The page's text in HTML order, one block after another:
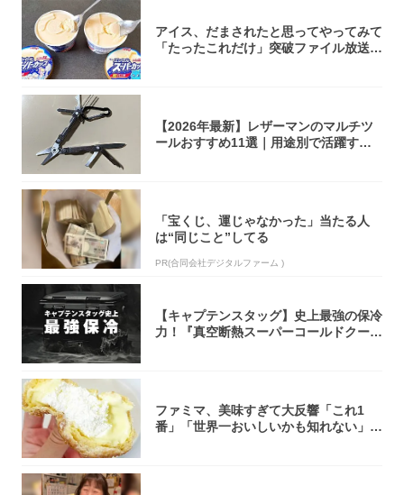
アイス、だまされたと思ってやってみて
「たったこれだけ」突破ファイル放送で
【2026年最新】レザーマンのマルチツ
ールおすすめ11選｜用途別で活躍する
「宝くじ、運じゃなかった」当たる人
は“同じこと”してる
PR(合同会社デジタルファーム )
【キャプテンスタッグ】史上最強の保冷
力！『真空断熱スーパーコールドクーラ
ファミマ、美味すぎて大反響「これ1
番」「世界一おいしいかも知れない」